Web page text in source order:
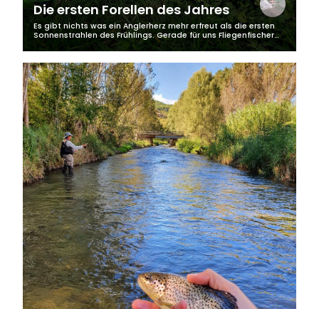
Die ersten Forellen des Jahres
Es gibt nichts was ein Anglerherz mehr erfreut als die ersten
Sonnenstrahlen des Frühlings. Gerade für uns Fliegenfischer
beginnt nun wieder die schönste Zeit am Wasser, doch die
Jagd auf die...